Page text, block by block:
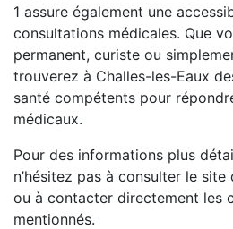
1 assure également une
consultations médicales. Que
permanent, curiste ou
trouverez à Challes-les-Eaux
santé compétents pour
médicaux.
Pour des informations plus
n’hésitez pas à consulter le site
ou à contacter directement les
mentionnés.